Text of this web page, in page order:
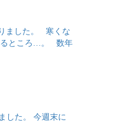
ました。 寒くな
るところ…。 数年
した。 今週末に